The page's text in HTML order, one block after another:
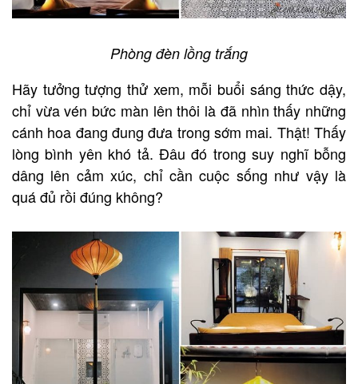
Phòng đèn lồng trắng
Hãy tưởng tượng thử xem, mỗi buổi sáng thức dậy,
chỉ vừa vén bức màn lên thôi là đã nhìn thấy những
cánh hoa đang đung đưa trong sớm mai. Thật! Thấy
lòng bình yên khó tả. Đâu đó trong suy nghĩ bỗng
dâng lên cảm xúc, chỉ cần cuộc sống như vậy là
quá đủ rồi đúng không?